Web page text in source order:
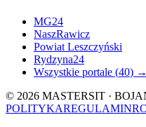
MG24
NaszRawicz
Powiat Leszczyński
Rydzyna24
Wszystkie portale (40) →
© 2026 MASTERSIT ·
POLITYKAREGULAMIN